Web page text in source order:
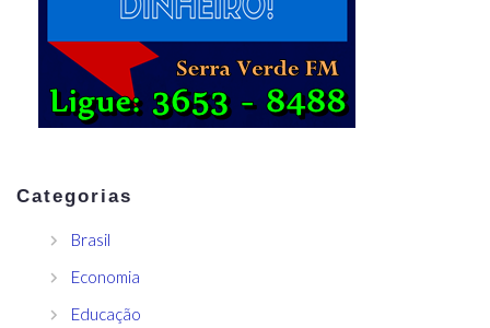
Categorias
Brasil
Economia
Educação